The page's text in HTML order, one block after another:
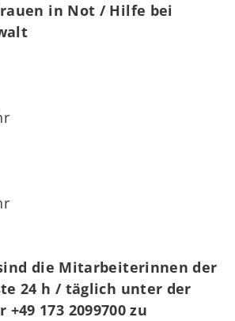
in Not / Hilfe bei
die Mitarbeiterinnen der
24 h / täglich unter der
173 2099700 zu